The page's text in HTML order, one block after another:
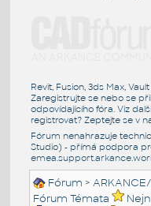
Revit, Fusion, 3ds Max,
Zaregistrujte se nebo se
odpovídajícího fóra. Viz
registrovat? Zeptejte se v
Fórum nenahrazuje
Studio) - přímá podpora
Fórum >
Fórum Témata